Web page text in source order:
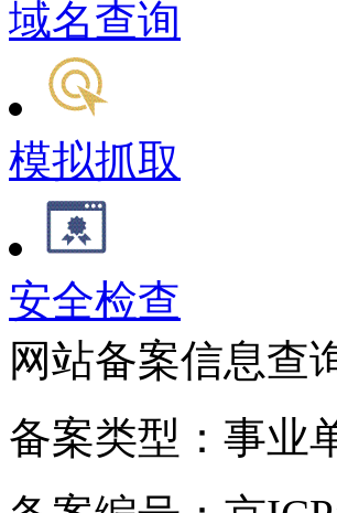
域名查询
模拟抓取
安全检查
网站备案信息查
备案类型：事业